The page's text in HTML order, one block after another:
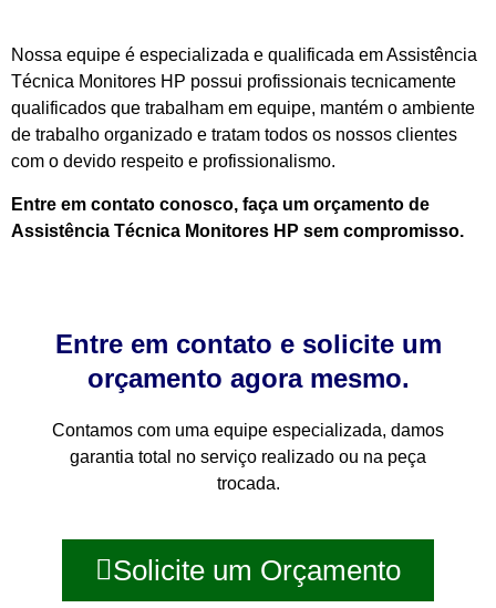
Nossa equipe é especializada e qualificada em Assistência
Técnica Monitores HP possui profissionais tecnicamente
qualificados que trabalham em equipe, mantém o ambiente
de trabalho organizado e tratam todos os nossos clientes
com o devido respeito e profissionalismo.
Entre em contato conosco, faça um orçamento de
Assistência Técnica Monitores HP sem compromisso.
Entre em contato e solicite um
orçamento agora mesmo.
Contamos com uma equipe especializada, damos
garantia total no serviço realizado ou na peça
trocada.
Solicite um Orçamento